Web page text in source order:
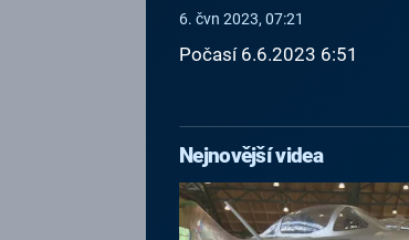
6. čvn 2023, 07:21
Počasí 6.6.2023 6:51
Nejnovější videa